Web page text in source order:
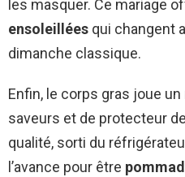
les masquer. Ce mariage
ensoleillées qui changent
dimanche classique.
Enfin, le corps gras joue
saveurs et de protecteur
qualité, sorti du
l’avance pour être